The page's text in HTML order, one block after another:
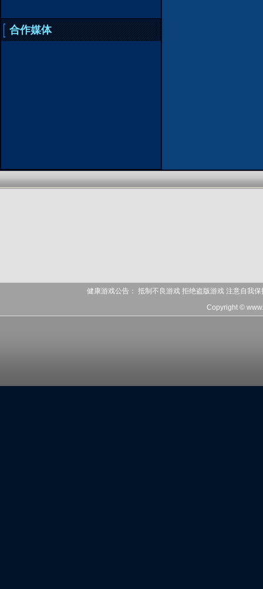
合作媒体
健康游戏公告： 抵制不良游戏 拒绝盗版游戏 注意自我
Copyright ©